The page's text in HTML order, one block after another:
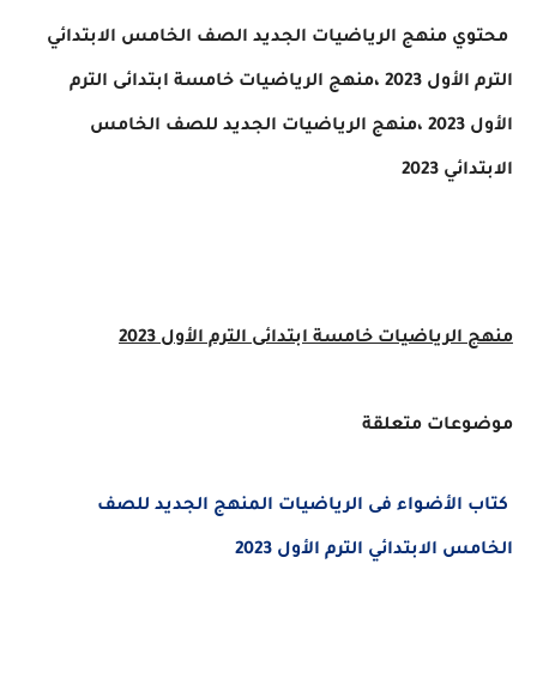
منهج الرياضيات الجديد الصف الخامس الابتدائي
2023 ، منهج الرياضيات خامسة ابتدائى الترم
منهج الرياضيات الجديد للصف الخامس
2023
الرياضيات خامسة ابتدائىالترم الأول 2023
متعلقة
الأضواء فى الرياضيات المنهج الجديد للصف
الابتدائي الترم الأول 2023